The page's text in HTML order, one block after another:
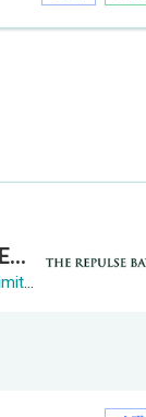
THE REPULSE BAY RECRUITMENT DAY 淺水灣影灣園人才招聘會
The Repulse Bay Company, Limited